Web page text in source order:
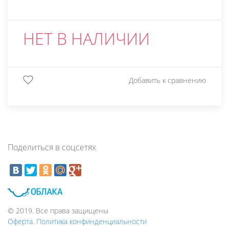
НЕТ В НАЛИЧИИ
Добавить к сравнению
Поделиться в соцсетях
© 2019. Все права защищены
Оферта. Политика конфинденциальности